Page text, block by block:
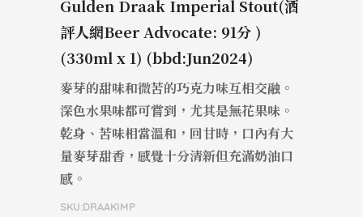
Gulden Draak Imperial Stout(酒
評人網Beer Advocate: 91分 )
(330ml x 1) (bbd:Jun2024)
麥芽的甜味和微苦的巧克力味互相交融。
深色水果味都可嘗到，尤其是無花果味。
乾身、苦味相當溫和，回甘時，口內有大
量麥芽甜香，感覺十分清新但充滿奶油口
感。
SKU:DRAAKIMP